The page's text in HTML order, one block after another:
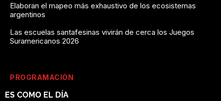
Elaboran el mapeo más exhaustivo de los ecosistemas
argentinos
Las escuelas santafesinas vivirán de cerca los Juegos
Suramericanos 2026
PROGRAMACIÓN
ES COMO EL DÍA